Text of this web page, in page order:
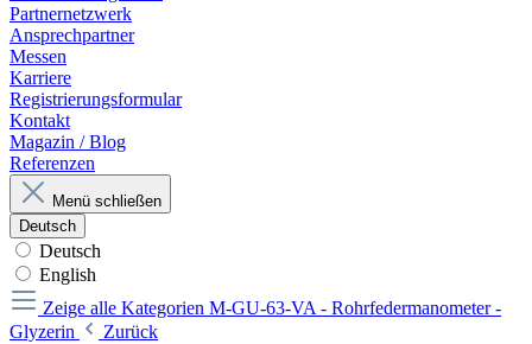
Partnernetzwerk
Ansprechpartner
Messen
Karriere
Registrierungsformular
Kontakt
Magazin / Blog
Referenzen
Menü schließen
Deutsch
Deutsch
English
Zeige alle Kategorien M-GU-63-VA - Rohrfedermanometer -
Glyzerin
Zurück